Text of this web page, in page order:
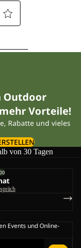
Outdoor
Vorteile!
Rabatte und vieles
von 30 Tagen
Events und Online-